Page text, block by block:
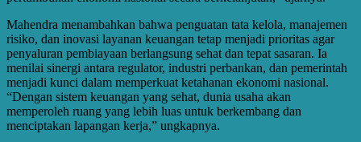
Mahendra menambahkan bahwa penguatan tata kelola, manajemen
risiko, dan inovasi layanan keuangan tetap menjadi prioritas agar
penyaluran pembiayaan berlangsung sehat dan tepat sasaran. Ia
menilai sinergi antara regulator, industri perbankan, dan pemerintah
menjadi kunci dalam memperkuat ketahanan ekonomi nasional.
“Dengan sistem keuangan yang sehat, dunia usaha akan
memperoleh ruang yang lebih luas untuk berkembang dan
menciptakan lapangan kerja,” ungkapnya.